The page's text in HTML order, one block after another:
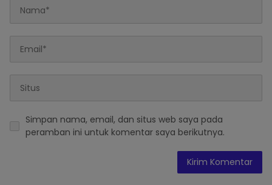
Simpan nama, email, dan situs web saya pada
peramban ini untuk komentar saya berikutnya.